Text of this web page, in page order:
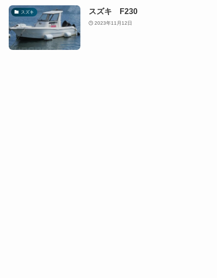
スズキ スズキ F230
2023年11月12日